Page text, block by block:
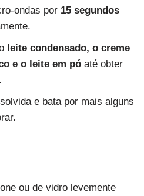
ondas por 15 segundos
leite condensado, o creme
e o leite em pó até obter
e bata por mais alguns
ou de vidro levemente